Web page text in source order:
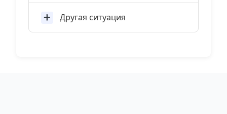
Другая ситуация